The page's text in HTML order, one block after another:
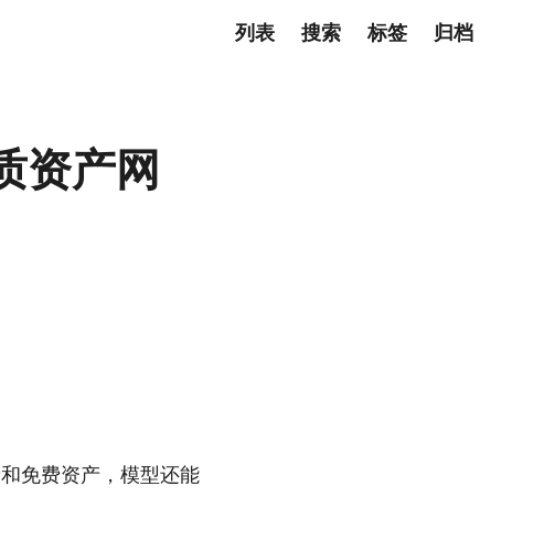
列表 搜索 标签 归档
资产网
免费资产，模型还能